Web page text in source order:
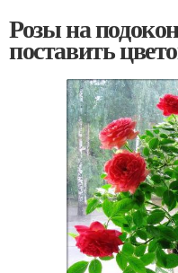
Розы на
поставить